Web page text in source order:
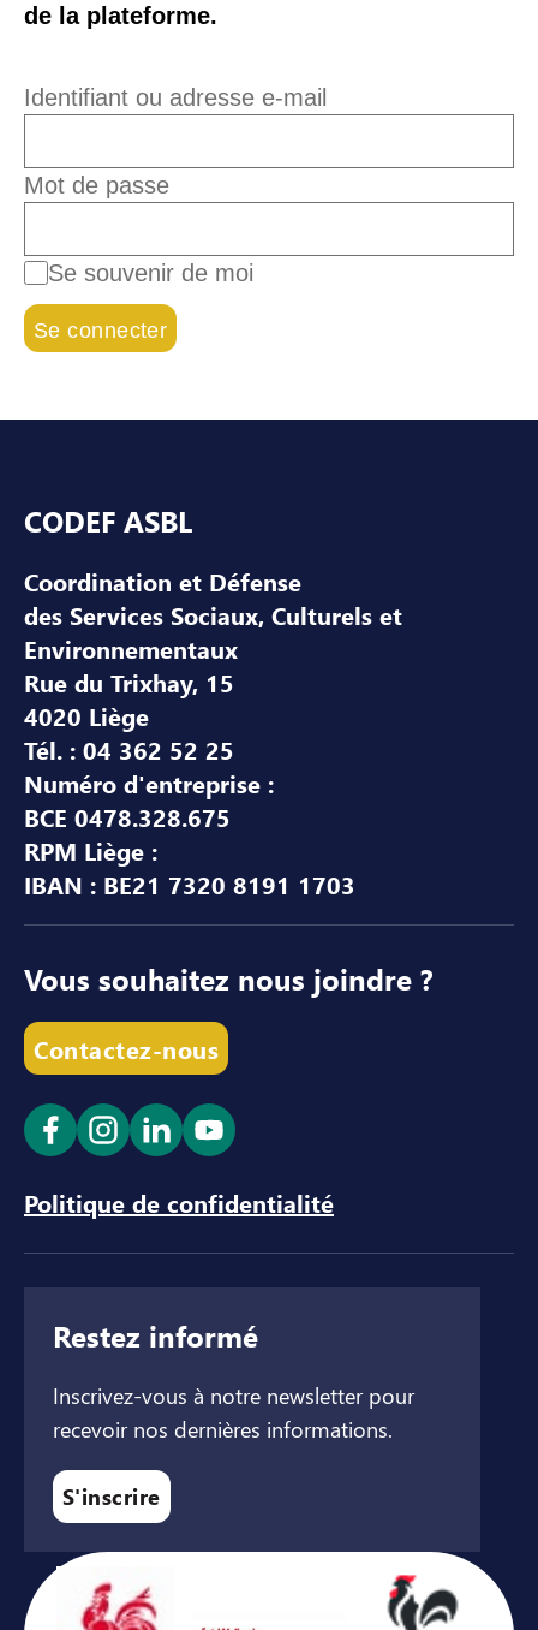
de la plateforme.
Identifiant ou adresse e-mail
Mot de passe
Se souvenir de moi
CODEF ASBL
Coordination et Défense
des Services Sociaux, Culturels et
Environnementaux
Rue du Trixhay, 15
4020 Liège
Tél. : 04 362 52 25
Numéro d'entreprise :
BCE 0478.328.675
RPM Liège :
IBAN : BE21 7320 8191 1703
Vous souhaitez nous joindre ?
Contactez-nous
Ouvrir le lien dans un nouvel onglet
Ouvrir le lien dans un nouvel onglet
Ouvrir le lien dans un nouvel
Ouvrir le lien dans un
Politique de confidentialité
Restez informé
Inscrivez-vous à notre newsletter pour
recevoir nos dernières informations.
S'inscrire
Avec le soutien de ...